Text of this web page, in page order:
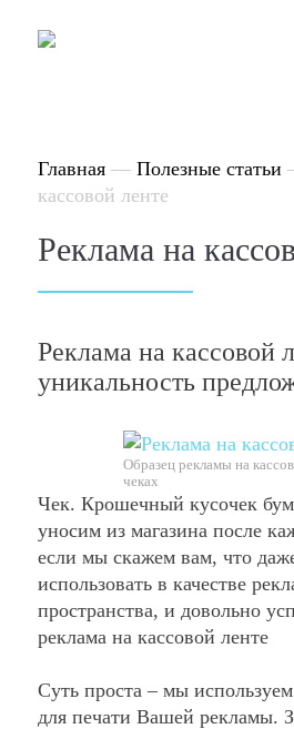
Главная— Полезные статьи
кассовой ленте
Реклама на
Реклама на кассовой
уникальность
Образец рекламы на
чеках
Чек. Крошечный кусочек
уносим из магазина после
если мы скажем вам, что
использовать в качестве
пространства, и довольно
реклама на кассовой ленте
Суть проста – мы
для печати Вашей рекламы.